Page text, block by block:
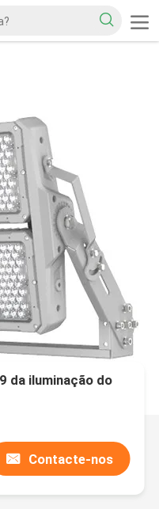
da iluminação do
Contacte-nos